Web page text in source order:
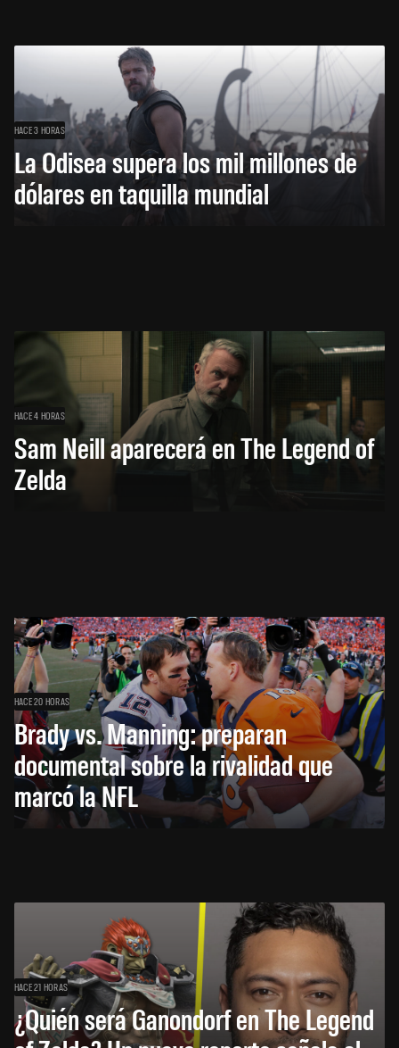
HACE 3 HORAS
La Odisea supera los mil millones de
dólares en taquilla mundial
HACE 4 HORAS
Sam Neill aparecerá en The Legend of
Zelda
HACE 20 HORAS
Brady vs. Manning: preparan
documental sobre la rivalidad que
marcó la NFL
HACE 21 HORAS
¿Quién será Ganondorf en The Legend